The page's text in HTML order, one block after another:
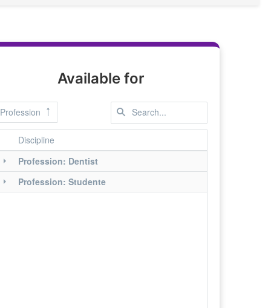
Available for
Profession
Discipline
Profession: Dentist
Profession: Studente